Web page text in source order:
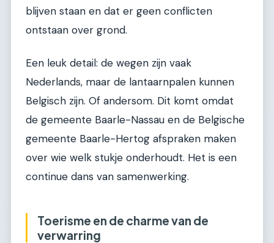
blijven staan en dat er geen conflicten
ontstaan over grond.
Een leuk detail: de wegen zijn vaak
Nederlands, maar de lantaarnpalen kunnen
Belgisch zijn. Of andersom. Dit komt omdat
de gemeente Baarle-Nassau en de Belgische
gemeente Baarle-Hertog afspraken maken
over wie welk stukje onderhoudt. Het is een
continue dans van samenwerking.
Toerisme en de charme van de
verwarring